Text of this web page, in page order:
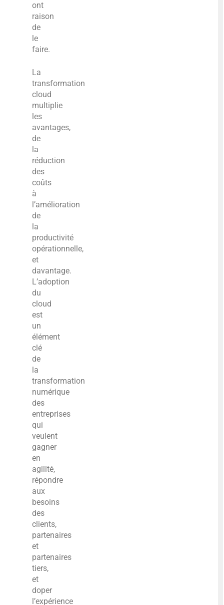
ont
raison
de
le
faire.
La
transformation
cloud
multiplie
les
avantages,
de
la
réduction
des
coûts
à
l’amélioration
de
la
productivité
opérationnelle,
et
davantage.
L’adoption
du
cloud
est
un
élément
clé
de
la
transformation
numérique
des
entreprises
qui
veulent
gagner
en
agilité,
répondre
aux
besoins
des
clients,
partenaires
et
partenaires
tiers,
et
doper
l’expérience